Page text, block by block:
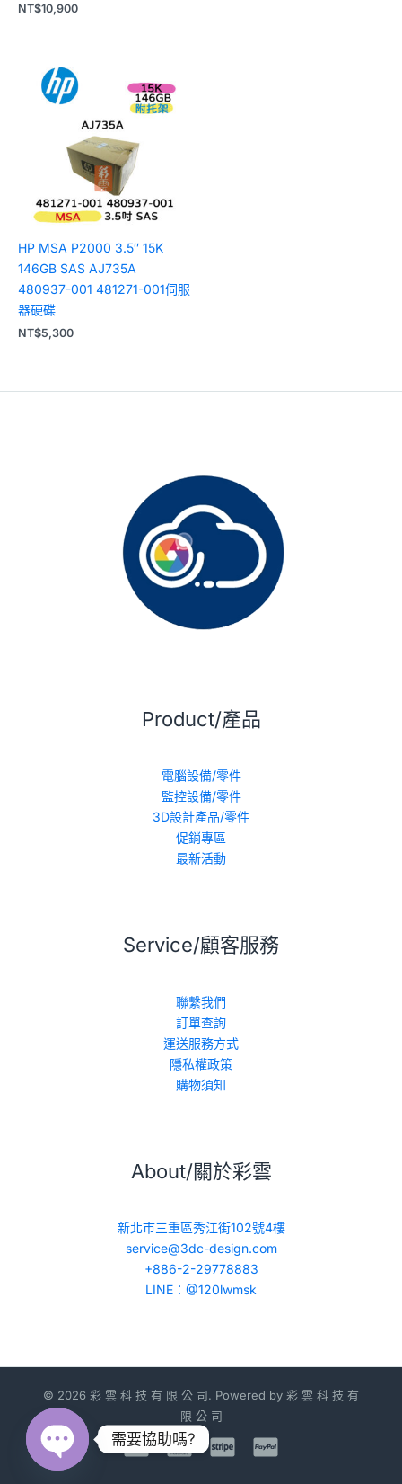
NT$10,900
HP MSA P2000 3.5″ 15K
146GB SAS AJ735A
480937-001 481271-001伺服
器硬碟
NT$5,300
Product/產品
電腦設備/零件
監控設備/零件
3D設計產品/零件
促銷專區
最新活動
Service/顧客服務
聯繫我們
訂單查詢
運送服務方式
隱私權政策
購物須知
About/關於彩雲
新北市三重區秀江街102號4樓
service@3dc-design.com
+886-2-29778883
LINE：@120lwmsk
© 2026 彩 雲 科 技 有 限 公 司. Powered by 彩 雲 科 技 有
限 公 司
需要協助嗎?
Open